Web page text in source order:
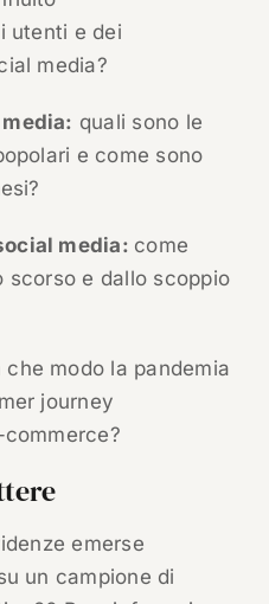
utenti e dei
media?
quali sono le
e come sono
media: come
scorso e dallo scoppio
che modo la pandemia
journey
emerse
un campione di